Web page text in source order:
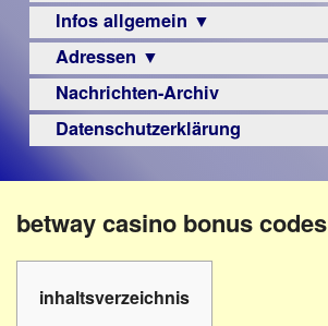
Archiv
Urteile
Infos allgemein ▼
Sehbehinderung
Frühförderung
Schule
–
Beruf
Hilfsmittel
-
Adressen ▼
Augenoptiker
Berufsbildungswerke
Hörbüchereien
Reha-
Lehrer
Nachrichten-Archiv
Datenschutzerklärung
betway casino bonus codes
inhaltsverzeichnis